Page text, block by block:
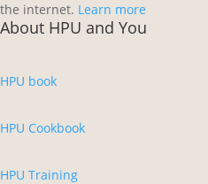
the internet. Learn more
About HPU and You
HPU book
HPU Cookbook
HPU Training